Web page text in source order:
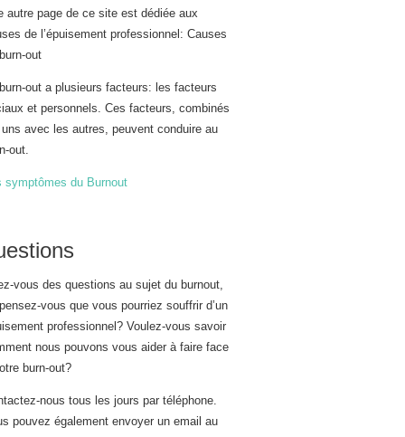
autre page de ce site est dédiée aux
de l’épuisement professionnel: Causes
out
out a plusieurs facteurs: les facteurs
et personnels. Ces facteurs, combinés
avec les autres, peuvent conduire au
out.
symptômes du Burnout
vous des questions au sujet du burnout,
vous que vous pourriez souffrir d’un
professionnel? Voulez-vous savoir
nous pouvons vous aider à faire face
burn-out?
nous tous les jours par téléphone.
pouvez également envoyer un email au